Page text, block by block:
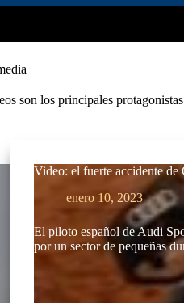
son los principales protagonistas
Video: el fuerte accidente
enero 10, 2023
El piloto español de Audi
por un sector de pequeñas